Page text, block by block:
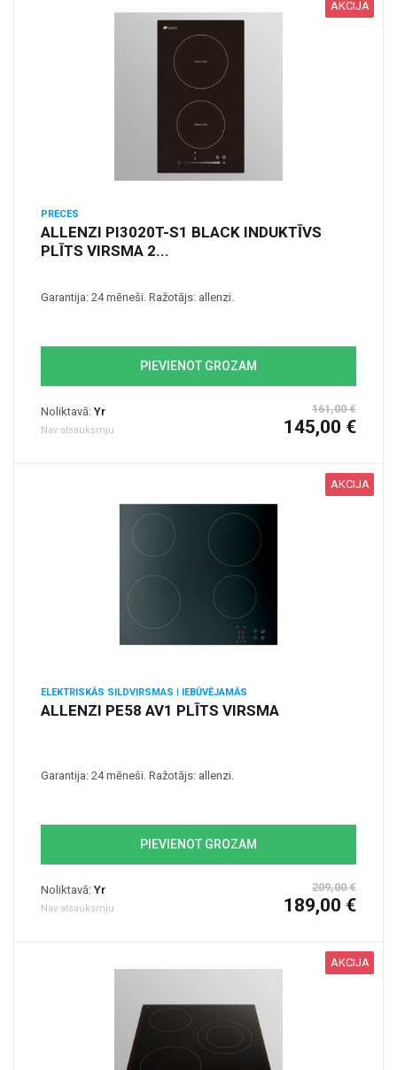
AKCIJA
PRECES
ALLENZI PI3020T-S1 BLACK INDUKTĪVS
PLĪTS VIRSMA 2...
Garantija: 24 mēneši. Ražotājs: allenzi.
PIEVIENOT GROZAM
Noliktavā: Yr
Nav atsauksmju
161,00 €
145,00 €
AKCIJA
ELEKTRISKĀS SILDVIRSMAS | IEBŪVĒJAMĀS
ALLENZI PE58 AV1 PLĪTS VIRSMA
Garantija: 24 mēneši. Ražotājs: allenzi.
PIEVIENOT GROZAM
Noliktavā: Yr
Nav atsauksmju
209,00 €
189,00 €
AKCIJA